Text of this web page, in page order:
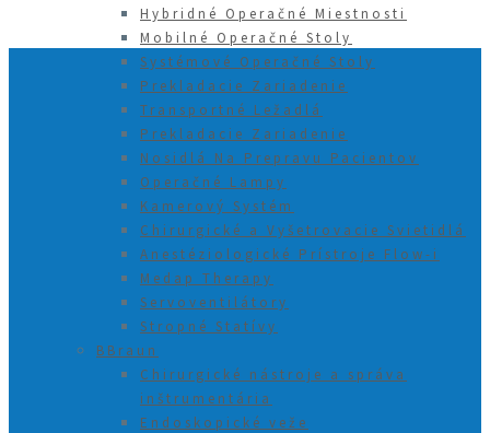
Hybridné Operačné Miestnosti
Mobilné Operačné Stoly
Systémové Operačné Stoly
Prekladacie Zariadenie
Transportné Ležadlá
Prekladacie Zariadenie
Nosidlá Na Prepravu Pacientov
Operačné Lampy
Kamerový Systém
Chirurgické a Vyšetrovacie Svietidlá
Anestéziologické Prístroje Flow-i
Medap Therapy
Servoventilátory
Stropné Statívy
BBraun
Chirurgické nástroje a správa
inštrumentária
Endoskopické veže